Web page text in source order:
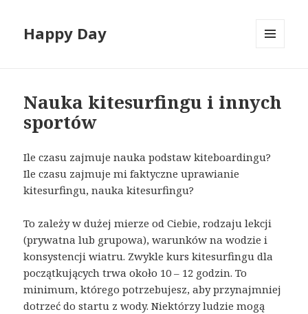
Happy Day
Nauka kitesurfingu i innych
sportów
Ile czasu zajmuje nauka podstaw kiteboardingu?
Ile czasu zajmuje mi faktyczne uprawianie
kitesurfingu, nauka kitesurfingu?
To zależy w dużej mierze od Ciebie, rodzaju lekcji
(prywatna lub grupowa), warunków na wodzie i
konsystencji wiatru. Zwykle kurs kitesurfingu dla
początkujących trwa około 10 – 12 godzin. To
minimum, którego potrzebujesz, aby przynajmniej
dotrzeć do startu z wody. Niektórzy ludzie mogą